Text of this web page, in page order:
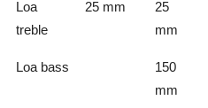
Loa
treble
25 mm
25
mm
Loa bass
150
mm